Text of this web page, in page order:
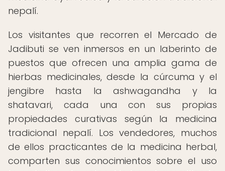
nepalí.
Los visitantes que recorren el Mercado de
Jadibuti se ven inmersos en un laberinto de
puestos que ofrecen una amplia gama de
hierbas medicinales, desde la cúrcuma y el
jengibre hasta la ashwagandha y la
shatavari, cada una con sus propias
propiedades curativas según la medicina
tradicional nepalí. Los vendedores, muchos
de ellos practicantes de la medicina herbal,
comparten sus conocimientos sobre el uso